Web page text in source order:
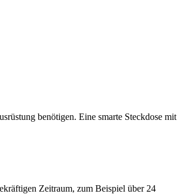
benötigen. Eine smarte Steckdose mit
Zeitraum, zum Beispiel über 24